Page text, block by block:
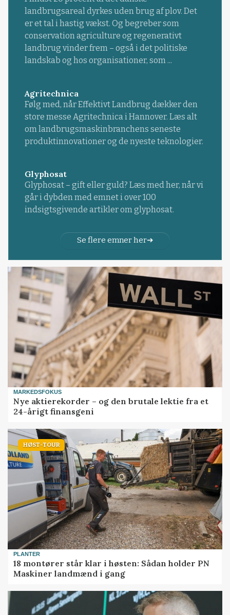
landbrugsareal dyrkes uden brug af plov. Det
er et tal i hastig vækst. Og begreber som
conservation agriculture og regenerativt
landbrug vinder frem – også i det politiske
landskab og hos organisationer, som ...
Agritechnica
Følg med, når Effektivt Landbrug dækker den
store messe Agritechnica i Hannover. Læs alt
om landbrugsmaskinbranchens seneste
produktinnovationer og de nyeste teknologier.
Glyphosat
Glyphosat – gift eller guld? Læs med her, når vi
går i dybden med emnet i over 100
indsigtsgivende artikler om glyphosat.
Se flere emner her
MARKEDSFOKUS
Nye aktierekorder – og den brutale lektie fra et
24-årigt finansgeni
HØST-TOUR
PLANTER
18 montører står klar i høsten: Sådan holder PN
Maskiner landmænd i gang